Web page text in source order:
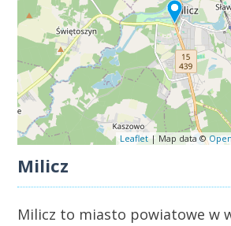
Leaflet| Map data ©
Milicz
Milicz to miasto powiatowe w